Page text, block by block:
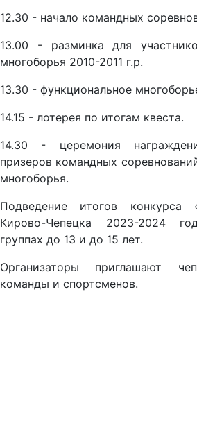
12.30 - начало командных
13.00 - разминка для
многоборья 2010-2011 г.р.
13.30 - функциональное
14.15 - лотерея по итогам квеста.
14.30 - церемония
призеров командных
многоборья.
Подведение итогов конкурса
Кирово-Чепецка 2023-2024
группах до 13 и до 15 лет.
Организаторы приглашают
команды и спортсменов.